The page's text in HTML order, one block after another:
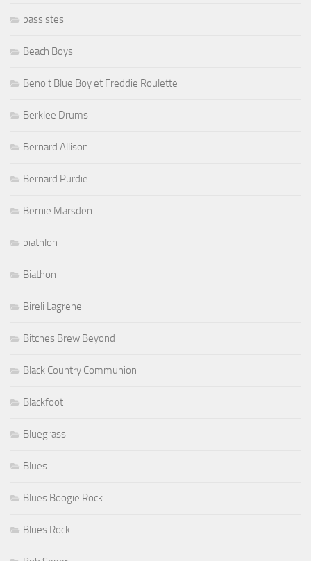
bassistes
Beach Boys
Benoit Blue Boy et Freddie Roulette
Berklee Drums
Bernard Allison
Bernard Purdie
Bernie Marsden
biathlon
Biathon
Bireli Lagrene
Bitches Brew Beyond
Black Country Communion
Blackfoot
Bluegrass
Blues
Blues Boogie Rock
Blues Rock